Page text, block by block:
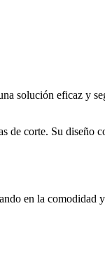
solución eficaz y
corte. Su diseño
en la comodidad